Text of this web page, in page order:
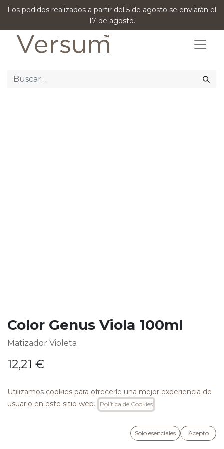
Los pedidos realizados a partir del 5 de agosto se enviarán el
17 de agosto.
Color Genus Viola 100ml
Matizador Violeta
12,21 €
AÑADIR A LA CESTA
Utilizamos cookies para ofrecerle una mejor experiencia de
usuario en este sitio web.
Política de Cookies
Solo esenciales Acepto